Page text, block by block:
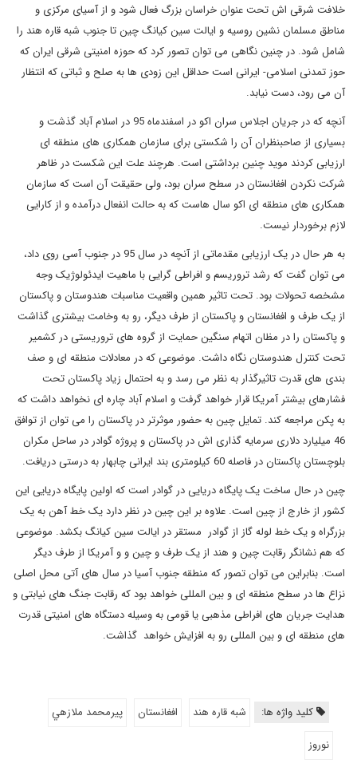
خلافت شرقی اش تحت عنوان خراسان بزرگ فعال شود و از آسیای مرکزی و
مناطق مسلمان نشین روسیه و ایالت سین کیانگ چین تا جنوب شبه قاره هند را
شامل شود. در چنین نگاهی می توان تصور کرد که حوزه امنیتی شرقی ایران که
حوز تمدنی اسلامی- ایرانی است حداقل این زودی ها به صلح و ثباتی که انتظار
آن می رود، دست نیابد.
آنچه که در جریان اجلاس سران اکو در اسفندماه 95 در اسلام آباد گذشت و
بسیاری از صاحبنظران آن را شکستی برای سازمان همکاری های منطقه ای
ارزیابی کردند موید چنین برداشتی است. هرچند علت این شکست در ظاهر
شرکت نکردن افغانستان در سطح سران بود، ولی حقیقت آن است که سازمان
همکاری های منطقه ای اکو سال هاست که به حالت انفعال درآمده و از کارایی
لازم برخوردار نیست.
به هر حال در یک ارزیابی مقدماتی از آنچه در سال 95 در جنوب آسی روی داد،
می توان گفت که رشد تروریسم و افراطی گرایی با ماهیت ایدئولوژیک وجه
مشخصه تحولات بود. تحت تاثیر همین واقعیت مناسبات هندوستان و پاکستان
از یک طرف و افغانستان و پاکستان از طرف دیگر، رو به وخامت بیشتری گذاشت
و پاکستان را در مظان اتهام سنگین حمایت از گروه های تروریستی در کشمیر
تحت کنترل هندوستان نگاه داشت. موضوعی که در معادلات منطقه ای و صف
بندی های قدرت تاثیرگذار به نظر می رسد و به احتمال زیاد پاکستان تحت
فشارهای بیشتر آمریکا قرار خواهد گرفت و اسلام آباد چاره ای نخواهد داشت که
به پکن مراجعه کند. تمایل چین به حضور موثرتر در پاکستان را می توان از توافق
46 میلیارد دلاری سرمایه گذاری اش در پاکستان و پروژه گوادر در ساحل مکران
بلوچستان پاکستان در فاصله 60 کیلومتری بند ایرانی چابهار به درستی دریافت.
چین در حال ساخت یک پایگاه دریایی در گوادر است که اولین پایگاه دریایی این
کشور از خارج از چین است. علاوه بر این چین در نظر دارد یک خط آهن به یک
بزرگراه و یک خط لوله گاز از گوادر مستقر در ایالت سین کیانگ بکشد. موضوعی
که هم نشانگر رقابت چین و هند از یک طرف و چین و و آمریکا از طرف دیگر
است. بنابراین می توان تصور که منطقه جنوب آسیا در سال های آتی محل اصلی
نزاع ها در سطح منطقه ای و بین المللی خواهد بود که رقابت جنگ های نیابتی و
هدایت جریان های افراطی مذهبی یا قومی به وسیله دستگاه های امنیتی قدرت
های منطقه ای و بین المللی رو به افزایش خواهد گذاشت.
کلید واژه ها: شبه قاره هند افغانستان
پيرمحمد ملازهي
نوروز